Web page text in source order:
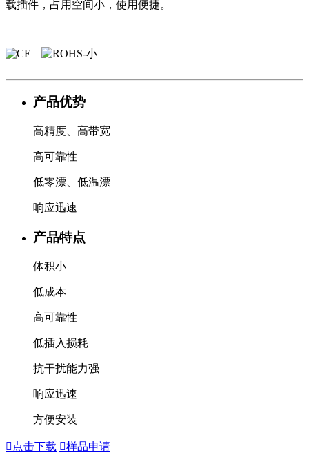
载插件，占用空间小，使用便捷。
产品优势
高精度、高带宽
高可靠性
低零漂、低温漂
响应迅速
产品特点
体积小
低成本
高可靠性
低插入损耗
抗干扰能力强
响应迅速
方便安装
 点击下载 样品申请